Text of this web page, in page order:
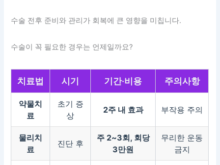
수술 전후 준비와 관리가 회복에 큰 영향을 미칩니다.
수술이 꼭 필요한 경우는 언제일까요?
치료법 시기 기간·비용 주의사항
약물치
료
초기 증
상
2주 내 효과 부작용 주의
물리치
료
진단 후
주 2~3회, 회당
3만원
무리한 운동
금지